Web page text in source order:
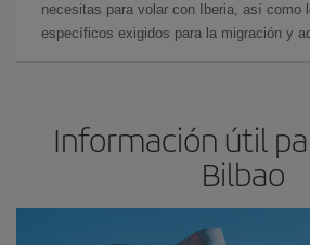
necesitas para volar con Iberia, así como
específicos exigidos para la migración y
Información útil
Bilbao